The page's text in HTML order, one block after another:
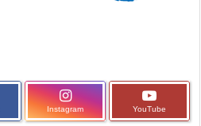
Instagram YouTube